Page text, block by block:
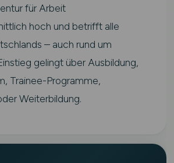
für Arbeit
hoch und betrifft alle
– auch rund um
gelingt über Ausbildung,
Trainee-Programme,
Weiterbildung.